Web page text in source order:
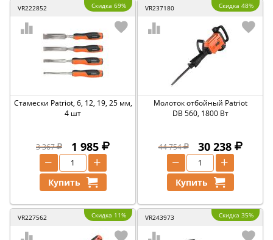
VR222852 Скидка 69%
Стамески Patriot, 6, 12, 19, 25 мм,
4 шт
3 367 1 985
+
−
Купить
VR237180 Скидка 48%
Молоток отбойный Patriot
DB 560, 1800 Вт
44 754 30 238
+
−
Купить
VR227562 Скидка 11% VR243973 Скидка 35%